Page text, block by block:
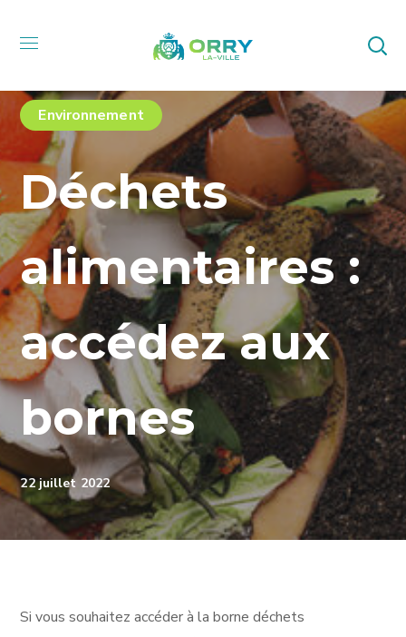
Environnement
Déchets
alimentaires :
accédez aux
bornes
22 juillet 2022
Si vous souhaitez accéder à la borne déchets